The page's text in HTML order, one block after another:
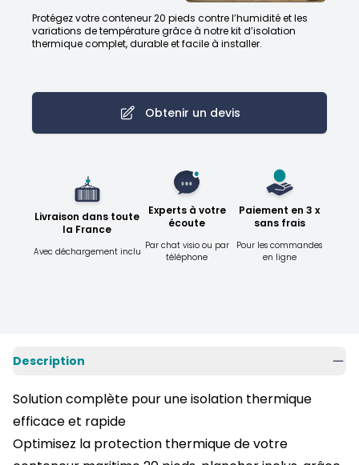
Protégez votre conteneur 20 pieds contre l’humidité et les
variations de température grâce à notre kit d’isolation
thermique complet, durable et facile à installer.
Obtenir un devis
Livraison dans toute
la France
Avec déchargement inclu
Experts à votre
écoute
Par chat visio ou par
téléphone
Paiement en 3 x
sans frais
Pour les commandes
en ligne
Description
Solution complète pour une isolation thermique
efficace et rapide
Optimisez la protection thermique de votre